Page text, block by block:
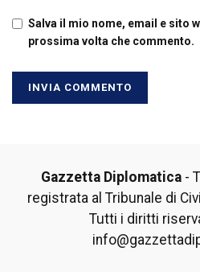
Salva il mio nome, email e sito
prossima volta che commento.
Gazzetta Diplomatica-
registrata al Tribunale di
Tutti i diritti